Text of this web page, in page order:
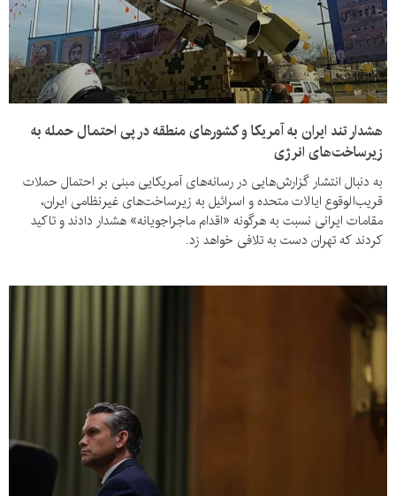
هشدار تند ایران به آمریکا و کشورهای منطقه در پی احتمال حمله به
زیرساخت‌های انرژی
به دنبال انتشار گزارش‌هایی در رسانه‌های آمریکایی مبنی بر احتمال حملات
قریب‌الوقوع ایالات متحده و اسرائیل به زیرساخت‌های غیرنظامی ایران،
مقامات ایرانی نسبت به هرگونه «اقدام ماجراجویانه» هشدار دادند و تاکید
کردند که تهران دست به تلافی خواهد زد.